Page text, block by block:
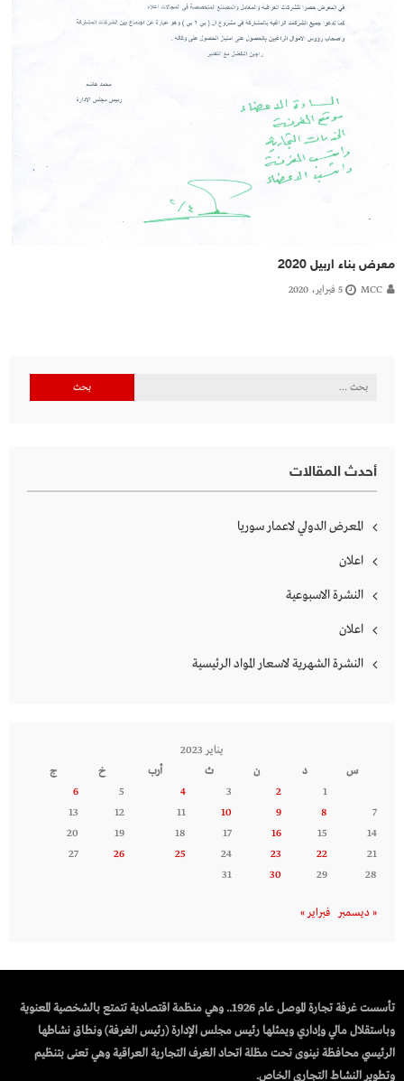
معرض بناء اربيل 2020
MCC 5 فبراير، 2020
البحث
أحدث المقالات
المعرض الدولي لاعمار سوريا
اعلان
النشرة الاسبوعية
اعلان
النشرة الشهرية لاسعار المواد الرئيسية
يناير 2023
س
د ن ث أرب خ
ج
1
2
3
4
5
6
7
8
9
10
11
12
13
14
15
16
17
18
19
20
21
22
23
24
25
26
27
28
29
30
31
« ديسمبر فبراير »
تأسست غرفة تجارة الموصل عام 1926.. وهي منظمة اقتصادية تتمتع بالشخصية المعنوية
وباستقلال مالي وإداري ويمثلها رئيس مجلس الإدارة (رئيس الغرفة) ونطاق نشاطها
الرئيسي محافظة نينوى تحت مظلة اتحاد الغرف التجارية العراقية وهي تعنى بتنظيم
وتطوير النشاط التجاري الخاص.